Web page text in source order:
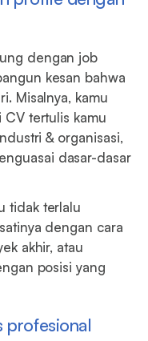
dengan job
kesan bahwa
Misalnya, kamu
CV tertulis kamu
& organisasi,
dasar-dasar
tidak terlalu
dengan cara
akhir, atau
posisi yang
profesional